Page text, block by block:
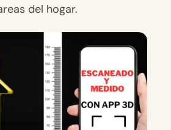
del hogar.